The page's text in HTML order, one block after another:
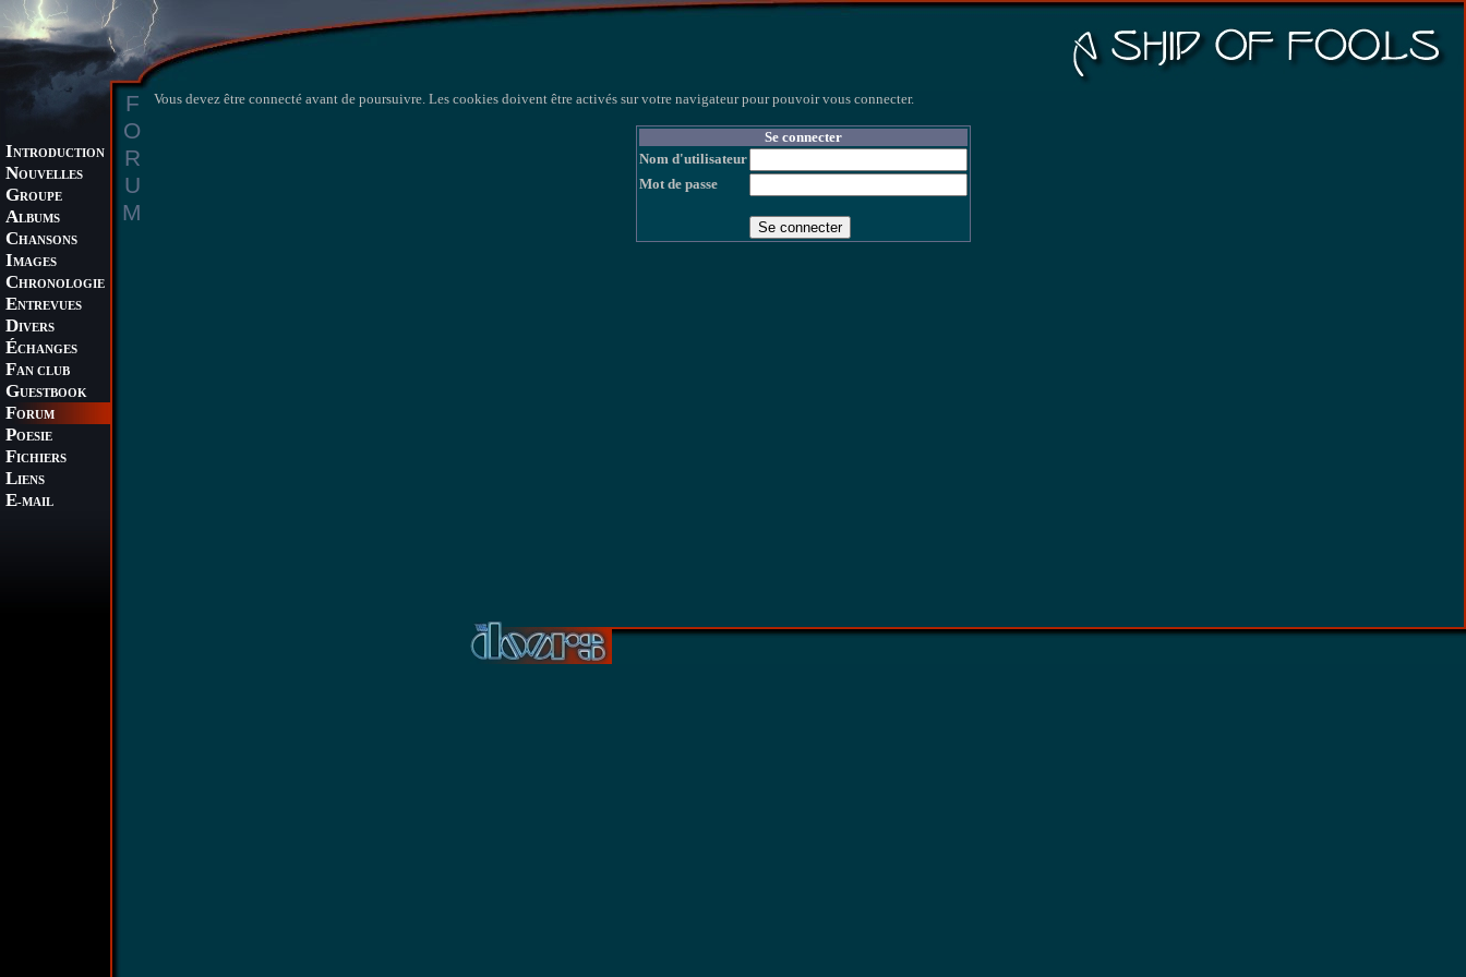
INTRODUCTION
NOUVELLES
GROUPE
ALBUMS
CHANSONS
IMAGES
CHRONOLOGIE
ENTREVUES
DIVERS
ÉCHANGES
FAN CLUB
GUESTBOOK
FORUM
POESIE
FICHIERS
LIENS
E-MAIL
F
O
R
U
M
Vous devez être connecté avant de poursuivre. Les cookies doivent être activés sur votre navigateur pour pouvoir vous connecter.
Se connecter
Nom d'utilisateur
Mot de passe